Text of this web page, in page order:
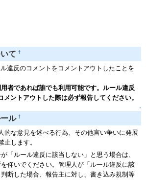
て †
違反のコメントをコメントアウトしたことを
者であれば誰でも利用可能です。ルール違反
メントアウトした際は必ず報告してください。
↑
ル †
的な意見を述べる行為、その他言い争いに発展
止します。
「ルール違反に該当しない」と思う場合は、
仰いでください。管理人が「ルール違反に該
断した場合、報告主に対し、書き込み規制等